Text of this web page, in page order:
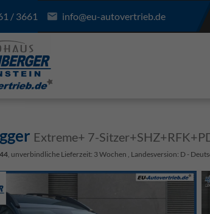
/ 3661 info@eu-autovertrieb.de
Extreme+ 7-
, unverbindliche Lieferzeit: 3 Wochen , Landesversion: D -